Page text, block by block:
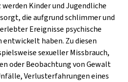
Kinder und Jugendliche
die aufgrund schlimmer und
Ereignisse psychische
haben. Zu diesen
sexueller Missbrauch,
oder Beobachtung von Gewalt
Verlusterfahrungen eines